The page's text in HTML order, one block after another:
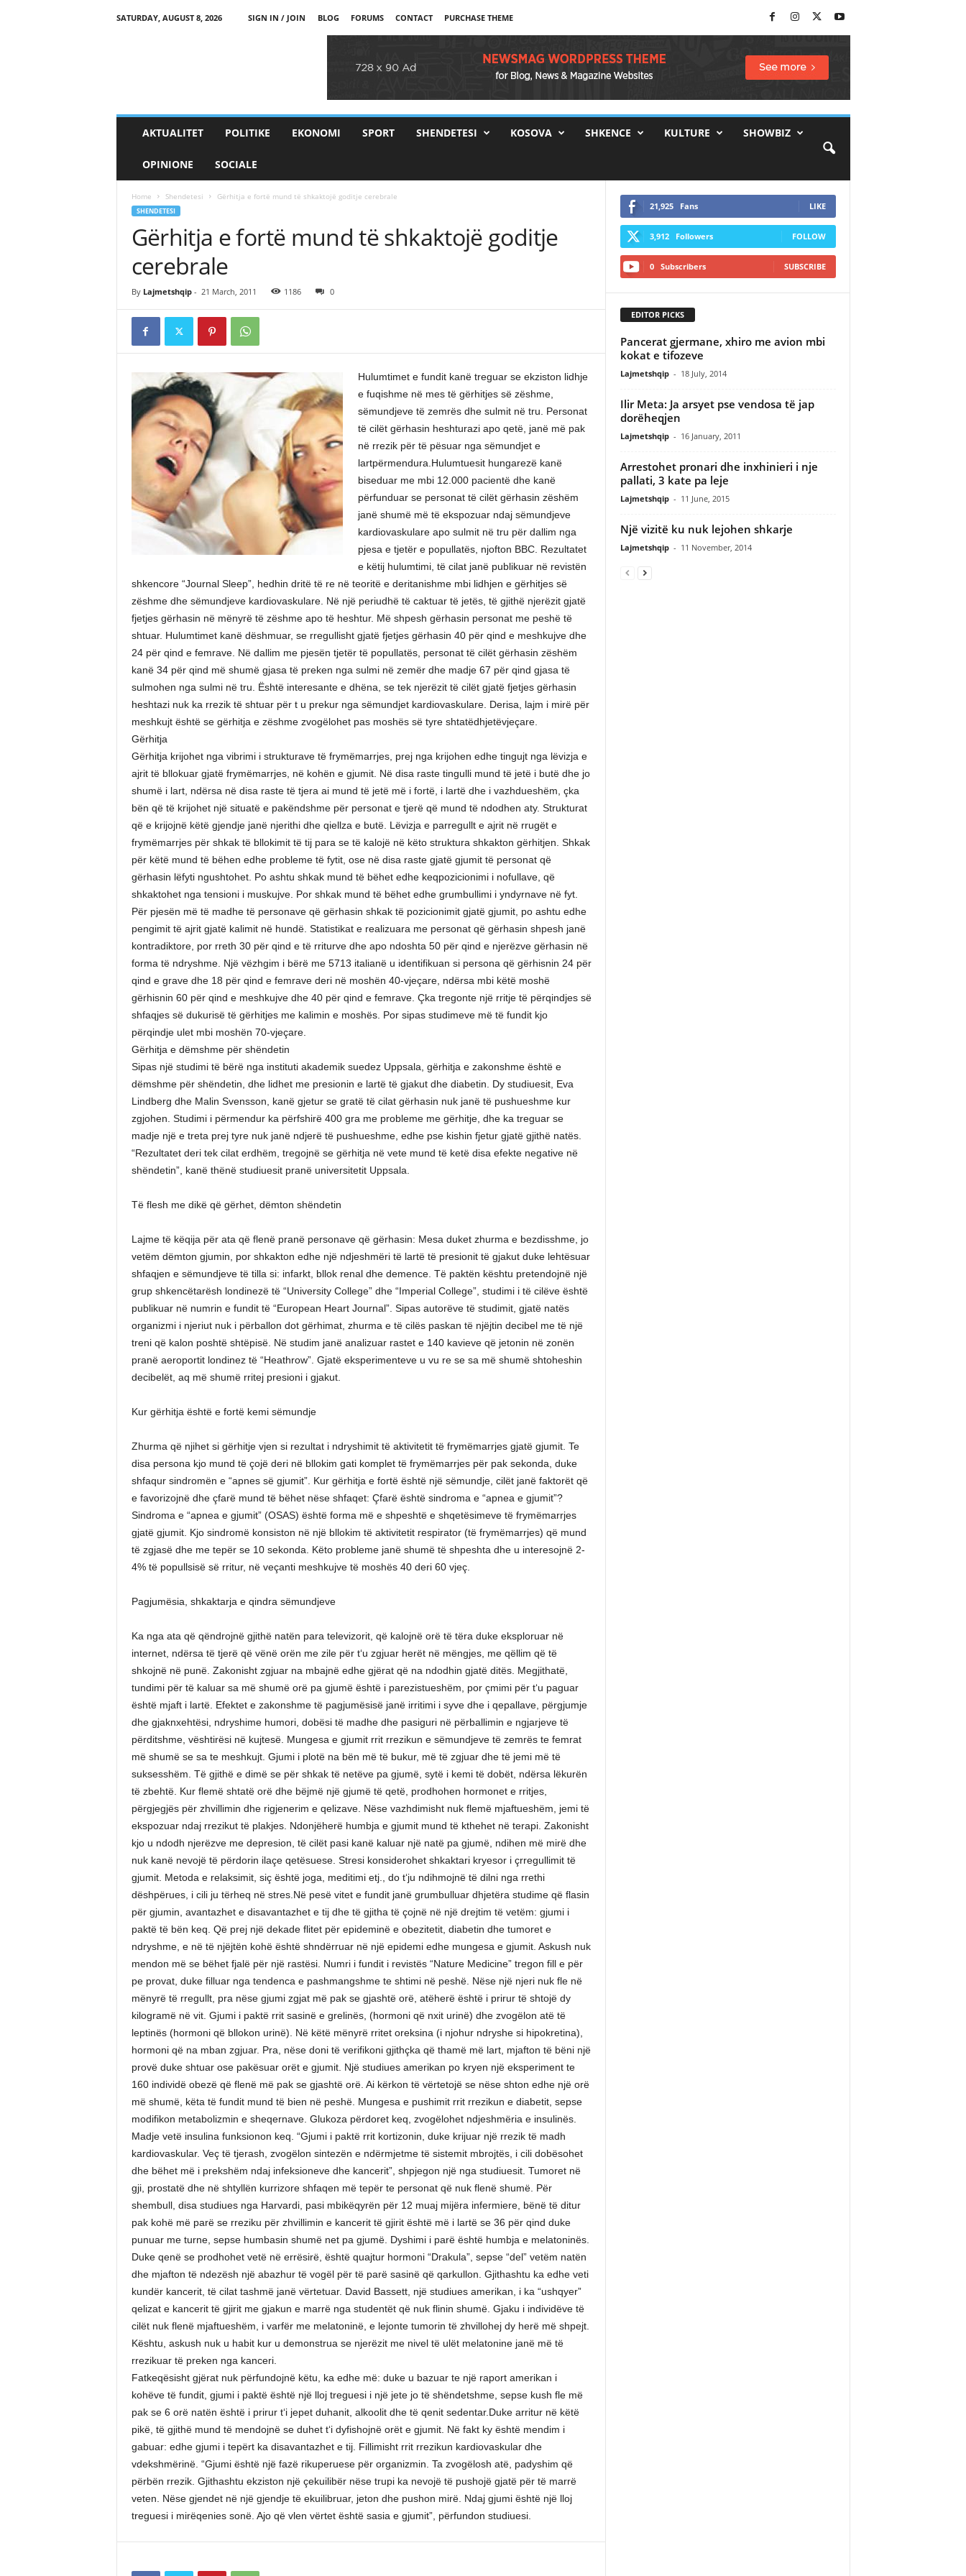
SATURDAY, AUGUST 8, 2026 SIGN IN / JOIN BLOG FORUMS CONTACT PURCHASE THEME
AKTUALITET POLITIKE EKONOMI SPORT SHENDETESI KOSOVA SHKENCE KULTURE SHOWBIZ
OPINIONE SOCIALE
Home Shendetesi Gërhitja e fortë mund të shkaktojë goditje cerebrale
SHENDETESI
Gërhitja e fortë mund të shkaktojë goditje
cerebrale
By Lajmetshqip- 21 March, 2011 1186 0
Hulumtimet e fundit kanë treguar se ekziston lidhje
e fuqishme në mes të gërhitjes së zëshme,
sëmundjeve të zemrës dhe sulmit në tru. Personat
të cilët gërhasin heshturazi apo qetë, janë më pak
në rrezik për të pësuar nga sëmundjet e
lartpërmendura.Hulumtuesit hungarezë kanë
biseduar me mbi 12.000 pacientë dhe kanë
përfunduar se personat të cilët gërhasin zëshëm
janë shumë më të ekspozuar ndaj sëmundjeve
kardiovaskulare apo sulmit në tru për dallim nga
pjesa e tjetër e popullatës, njofton BBC. Rezultatet
e këtij hulumtimi, të cilat janë publikuar në revistën
shkencore “Journal Sleep”, hedhin dritë të re në teoritë e deritanishme mbi lidhjen e gërhitjes së
zëshme dhe sëmundjeve kardiovaskulare. Në një periudhë të caktuar të jetës, të gjithë njerëzit gjatë
fjetjes gërhasin në mënyrë të zëshme apo të heshtur. Më shpesh gërhasin personat me peshë të
shtuar. Hulumtimet kanë dëshmuar, se rregullisht gjatë fjetjes gërhasin 40 për qind e meshkujve dhe
24 për qind e femrave. Në dallim me pjesën tjetër të popullatës, personat të cilët gërhasin zëshëm
kanë 34 për qind më shumë gjasa të preken nga sulmi në zemër dhe madje 67 për qind gjasa të
sulmohen nga sulmi në tru. Është interesante e dhëna, se tek njerëzit të cilët gjatë fjetjes gërhasin
heshtazi nuk ka rrezik të shtuar për t u prekur nga sëmundjet kardiovaskulare. Derisa, lajm i mirë për
meshkujt është se gërhitja e zëshme zvogëlohet pas moshës së tyre shtatëdhjetëvjeçare.
Gërhitja
Gërhitja krijohet nga vibrimi i strukturave të frymëmarrjes, prej nga krijohen edhe tingujt nga lëvizja e
ajrit të bllokuar gjatë frymëmarrjes, në kohën e gjumit. Në disa raste tingulli mund të jetë i butë dhe jo
shumë i lart, ndërsa në disa raste të tjera ai mund të jetë më i fortë, i lartë dhe i vazhdueshëm, çka
bën që të krijohet një situatë e pakëndshme për personat e tjerë që mund të ndodhen aty. Strukturat
që e krijojnë këtë gjendje janë njerithi dhe qiellza e butë. Lëvizja e parregullt e ajrit në rrugët e
frymëmarrjes për shkak të bllokimit të tij para se të kalojë në këto struktura shkakton gërhitjen. Shkak
për këtë mund të bëhen edhe probleme të fytit, ose në disa raste gjatë gjumit të personat që
gërhasin lëfyti ngushtohet. Po ashtu shkak mund të bëhet edhe keqpozicionimi i nofullave, që
shkaktohet nga tensioni i muskujve. Por shkak mund të bëhet edhe grumbullimi i yndyrnave në fyt.
Për pjesën më të madhe të personave që gërhasin shkak të pozicionimit gjatë gjumit, po ashtu edhe
pengimit të ajrit gjatë kalimit në hundë. Statistikat e realizuara me personat që gërhasin shpesh janë
kontradiktore, por rreth 30 për qind e të rriturve dhe apo ndoshta 50 për qind e njerëzve gërhasin në
forma të ndryshme. Një vëzhgim i bërë me 5713 italianë u identifikuan si persona që gërhisnin 24 për
qind e grave dhe 18 për qind e femrave deri në moshën 40-vjeçare, ndërsa mbi këtë moshë
gërhisnin 60 për qind e meshkujve dhe 40 për qind e femrave. Çka tregonte një rritje të përqindjes së
shfaqjes së dukurisë të gërhitjes me kalimin e moshës. Por sipas studimeve më të fundit kjo
përqindje ulet mbi moshën 70-vjeçare.
Gërhitja e dëmshme për shëndetin
Sipas një studimi të bërë nga instituti akademik suedez Uppsala, gërhitja e zakonshme është e
dëmshme për shëndetin, dhe lidhet me presionin e lartë të gjakut dhe diabetin. Dy studiuesit, Eva
Lindberg dhe Malin Svensson, kanë gjetur se gratë të cilat gërhasin nuk janë të pushueshme kur
zgjohen. Studimi i përmendur ka përfshirë 400 gra me probleme me gërhitje, dhe ka treguar se
madje një e treta prej tyre nuk janë ndjerë të pushueshme, edhe pse kishin fjetur gjatë gjithë natës.
“Rezultatet deri tek cilat erdhëm, tregojnë se gërhitja në vete mund të ketë disa efekte negative në
shëndetin”, kanë thënë studiuesit pranë universitetit Uppsala.
Të flesh me dikë që gërhet, dëmton shëndetin
Lajme të këqija për ata që flenë pranë personave që gërhasin: Mesa duket zhurma e bezdisshme, jo
vetëm dëmton gjumin, por shkakton edhe një ndjeshmëri të lartë të presionit të gjakut duke lehtësuar
shfaqjen e sëmundjeve të tilla si: infarkt, bllok renal dhe demence. Të paktën kështu pretendojnë një
grup shkencëtarësh londinezë të “University College” dhe “Imperial College”, studimi i të cilëve është
publikuar në numrin e fundit të “European Heart Journal”. Sipas autorëve të studimit, gjatë natës
organizmi i njeriut nuk i përballon dot gërhimat, zhurma e të cilës paskan të njëjtin decibel me të një
treni që kalon poshtë shtëpisë. Në studim janë analizuar rastet e 140 kavieve që jetonin në zonën
pranë aeroportit londinez të “Heathrow”. Gjatë eksperimenteve u vu re se sa më shumë shtoheshin
decibelët, aq më shumë rritej presioni i gjakut.
Kur gërhitja është e fortë kemi sëmundje
Zhurma që njihet si gërhitje vjen si rezultat i ndryshimit të aktivitetit të frymëmarrjes gjatë gjumit. Te
disa persona kjo mund të çojë deri në bllokim gati komplet të frymëmarrjes për pak sekonda, duke
shfaqur sindromën e “apnes së gjumit”. Kur gërhitja e fortë është një sëmundje, cilët janë faktorët që
e favorizojnë dhe çfarë mund të bëhet nëse shfaqet: Çfarë është sindroma e “apnea e gjumit”?
Sindroma e “apnea e gjumit” (OSAS) është forma më e shpeshtë e shqetësimeve të frymëmarrjes
gjatë gjumit. Kjo sindromë konsiston në një bllokim të aktivitetit respirator (të frymëmarrjes) që mund
të zgjasë dhe me tepër se 10 sekonda. Këto probleme janë shumë të shpeshta dhe u interesojnë 2-
4% të popullsisë së rritur, në veçanti meshkujve të moshës 40 deri 60 vjeç.
Pagjumësia, shkaktarja e qindra sëmundjeve
Ka nga ata që qëndrojnë gjithë natën para televizorit, që kalojnë orë të tëra duke eksploruar në
internet, ndërsa të tjerë që vënë orën me zile për t‘u zgjuar herët në mëngjes, me qëllim që të
shkojnë në punë. Zakonisht zgjuar na mbajnë edhe gjërat që na ndodhin gjatë ditës. Megjithatë,
tundimi për të kaluar sa më shumë orë pa gjumë është i parezistueshëm, por çmimi për t‘u paguar
është mjaft i lartë. Efektet e zakonshme të pagjumësisë janë irritimi i syve dhe i qepallave, përgjumje
dhe gjaknxehtësi, ndryshime humori, dobësi të madhe dhe pasiguri në përballimin e ngjarjeve të
përditshme, vështirësi në kujtesë. Mungesa e gjumit rrit rrezikun e sëmundjeve të zemrës te femrat
më shumë se sa te meshkujt. Gjumi i plotë na bën më të bukur, më të zgjuar dhe të jemi më të
suksesshëm. Të gjithë e dimë se për shkak të netëve pa gjumë, sytë i kemi të dobët, ndërsa lëkurën
të zbehtë. Kur flemë shtatë orë dhe bëjmë një gjumë të qetë, prodhohen hormonet e rritjes,
përgjegjës për zhvillimin dhe rigjenerim e qelizave. Nëse vazhdimisht nuk flemë mjaftueshëm, jemi të
ekspozuar ndaj rrezikut të plakjes. Ndonjëherë humbja e gjumit mund të kthehet në terapi. Zakonisht
kjo u ndodh njerëzve me depresion, të cilët pasi kanë kaluar një natë pa gjumë, ndihen më mirë dhe
nuk kanë nevojë të përdorin ilaçe qetësuese. Stresi konsiderohet shkaktari kryesor i çrregullimit të
gjumit. Metoda e relaksimit, siç është joga, meditimi etj., do t‘ju ndihmojnë të dilni nga rrethi
dëshpërues, i cili ju tërheq në stres.Në pesë vitet e fundit janë grumbulluar dhjetëra studime që flasin
për gjumin, avantazhet e disavantazhet e tij dhe të gjitha të çojnë në një drejtim të vetëm: gjumi i
paktë të bën keq. Që prej një dekade flitet për epideminë e obezitetit, diabetin dhe tumoret e
ndryshme, e në të njëjtën kohë është shndërruar në një epidemi edhe mungesa e gjumit. Askush nuk
mendon më se bëhet fjalë për një rastësi. Numri i fundit i revistës “Nature Medicine” tregon fill e për
pe provat, duke filluar nga tendenca e pashmangshme te shtimi në peshë. Nëse një njeri nuk fle në
mënyrë të rregullt, pra nëse gjumi zgjat më pak se gjashtë orë, atëherë është i prirur të shtojë dy
kilogramë në vit. Gjumi i paktë rrit sasinë e grelinës, (hormoni që nxit urinë) dhe zvogëlon atë të
leptinës (hormoni që bllokon urinë). Në këtë mënyrë rritet oreksina (i njohur ndryshe si hipokretina),
hormoni që na mban zgjuar. Pra, nëse doni të verifikoni gjithçka që thamë më lart, mjafton të bëni një
provë duke shtuar ose pakësuar orët e gjumit. Një studiues amerikan po kryen një eksperiment te
160 individë obezë që flenë më pak se gjashtë orë. Ai kërkon të vërtetojë se nëse shton edhe një orë
më shumë, këta të fundit mund të bien në peshë. Mungesa e pushimit rrit rrezikun e diabetit, sepse
modifikon metabolizmin e sheqernave. Glukoza përdoret keq, zvogëlohet ndjeshmëria e insulinës.
Madje vetë insulina funksionon keq. “Gjumi i paktë rrit kortizonin, duke krijuar një rrezik të madh
kardiovaskular. Veç të tjerash, zvogëlon sintezën e ndërmjetme të sistemit mbrojtës, i cili dobësohet
dhe bëhet më i prekshëm ndaj infeksioneve dhe kancerit”, shpjegon një nga studiuesit. Tumoret në
gji, prostatë dhe në shtyllën kurrizore shfaqen më tepër te personat që nuk flenë shumë. Për
shembull, disa studiues nga Harvardi, pasi mbikëqyrën për 12 muaj mijëra infermiere, bënë të ditur
pak kohë më parë se rreziku për zhvillimin e kancerit të gjirit është më i lartë se 36 për qind duke
punuar me turne, sepse humbasin shumë net pa gjumë. Dyshimi i parë është humbja e melatoninës.
Duke qenë se prodhohet vetë në errësirë, është quajtur hormoni “Drakula”, sepse “del” vetëm natën
dhe mjafton të ndezësh një abazhur të vogël për të parë sasinë që qarkullon. Gjithashtu ka edhe veti
kundër kancerit, të cilat tashmë janë vërtetuar. David Bassett, një studiues amerikan, i ka “ushqyer”
qelizat e kancerit të gjirit me gjakun e marrë nga studentët që nuk flinin shumë. Gjaku i individëve të
cilët nuk flenë mjaftueshëm, i varfër me melatoninë, e lejonte tumorin të zhvillohej dy herë më shpejt.
Kështu, askush nuk u habit kur u demonstrua se njerëzit me nivel të ulët melatonine janë më të
rrezikuar të preken nga kanceri.
Fatkeqësisht gjërat nuk përfundojnë këtu, ka edhe më: duke u bazuar te një raport amerikan i
kohëve të fundit, gjumi i paktë është një lloj treguesi i një jete jo të shëndetshme, sepse kush fle më
pak se 6 orë natën është i prirur t‘i jepet duhanit, alkoolit dhe të qenit sedentar.Duke arritur në këtë
pikë, të gjithë mund të mendojnë se duhet t‘i dyfishojnë orët e gjumit. Në fakt ky është mendim i
gabuar: edhe gjumi i tepërt ka disavantazhet e tij. Fillimisht rrit rrezikun kardiovaskular dhe
vdekshmërinë. “Gjumi është një fazë rikuperuese për organizmin. Ta zvogëlosh atë, padyshim që
përbën rrezik. Gjithashtu ekziston një çekuilibër nëse trupi ka nevojë të pushojë gjatë për të marrë
veten. Nëse gjendet në një gjendje të ekuilibruar, jeton dhe pushon mirë. Ndaj gjumi është një lloj
treguesi i mirëqenies sonë. Ajo që vlen vërtet është sasia e gjumit”, përfundon studiuesi.
21,925 Fans LIKE
3,912 Followers FOLLOW
0 Subscribers SUBSCRIBE
EDITOR PICKS
Pancerat gjermane, xhiro me avion mbi
kokat e tifozeve
Lajmetshqip - 18 July, 2014
Ilir Meta: Ja arsyet pse vendosa të jap
dorëheqjen
Lajmetshqip - 16 January, 2011
Arrestohet pronari dhe inxhinieri i nje
pallati, 3 kate pa leje
Lajmetshqip - 11 June, 2015
Një vizitë ku nuk lejohen shkarje
Lajmetshqip - 11 November, 2014